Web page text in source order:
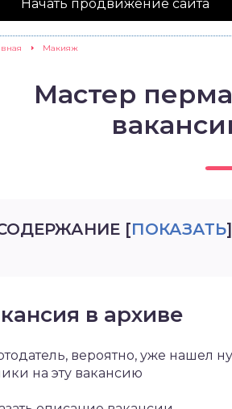
Начать продвижение сайта
Макияж
Мастер
[ПОКАЗАТЬ]
в архиве
вероятно, уже нашел
на эту вакансию